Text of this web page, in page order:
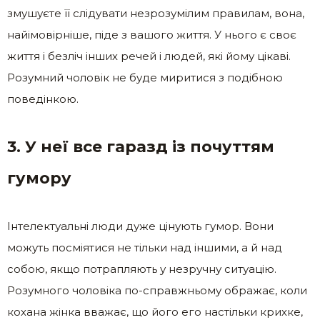
змушуєте її слідувати незрозумілим правилам, вона,
найімовірніше, піде з вашого життя. У нього є своє
життя і безліч інших речей і людей, які йому цікаві.
Розумний чоловік не буде миритися з подібною
поведінкою.
3. У неї все гаразд із почуттям
гумору
Інтелектуальні люди дуже цінують гумор. Вони
можуть посміятися не тільки над іншими, а й над
собою, якщо потрапляють у незручну ситуацію.
Розумного чоловіка по-справжньому ображає, коли
кохана жінка вважає, що його его настільки крихке,